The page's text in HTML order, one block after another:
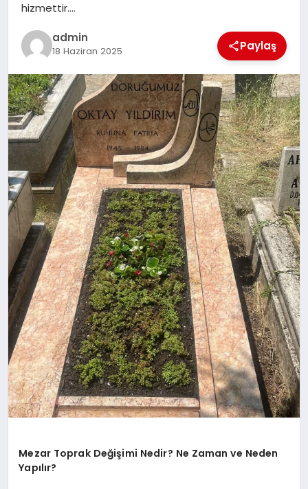
hizmettir….
admin
18 Haziran 2025 Paylaş
Mezar Toprak Değişimi Nedir? Ne Zaman ve Neden
Yapılır?